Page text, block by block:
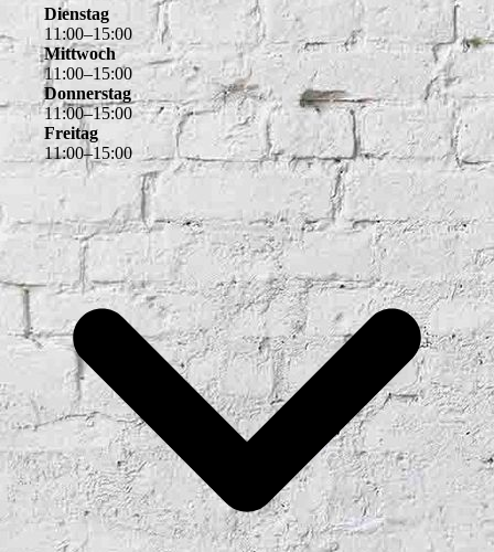
Dienstag
11:00–15:00
Mittwoch
11 :00–15:00
Donnerstag
11:00–15:00
Freitag
11:00–15:00